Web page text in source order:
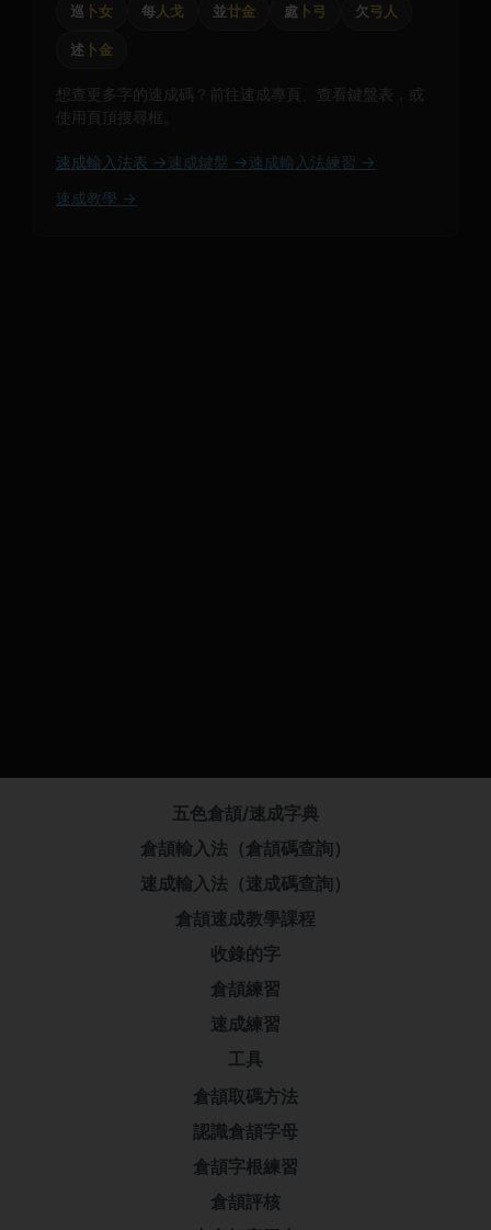
巡 卜女 每人戈 並廿金 處 卜弓 欠弓人
述 卜金
想查更多字的速成碼？前往速成專頁、查看鍵盤表，或
使用頁頂搜尋框。
速成輸入法表 → 速成鍵盤 → 速成輸入法練習 →
速成教學 →
五色倉頡/速成字典
倉頡輸入法（倉頡碼查詢）
速成輸入法（速成碼查詢）
倉頡速成教學課程
收錄的字
倉頡練習
速成練習
工具
倉頡取碼方法
認識倉頡字母
倉頡字根練習
倉頡評核